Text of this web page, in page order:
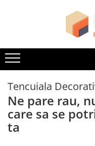
Toate Produsele
Parchet
Parchet SPC
Riflaje Decorative
Riflaj exterior
Riflaje Interioare
Glafuri
Tencuiala
Ne pare rau,
care sa se
ta